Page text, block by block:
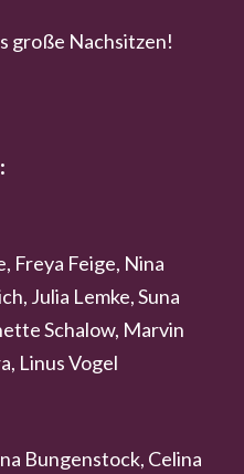
große Nachsitzen!
Freya Feige, Nina
Julia Lemke, Suna
Schalow, Marvin
Linus Vogel
Bungenstock, Celina